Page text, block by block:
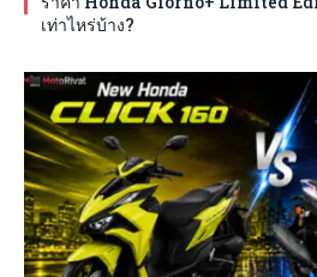
เท่าไหร่บ้าง?